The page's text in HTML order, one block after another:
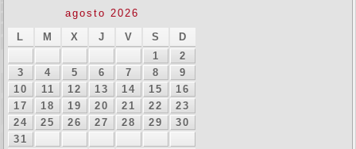
agosto 2026
L
M X J V S D
1
2
3
4 5 6 7 8
9
10
11 12 13 14 15
16
17
18 19 20 21 22
23
24
25 26 27 28 29
30
31